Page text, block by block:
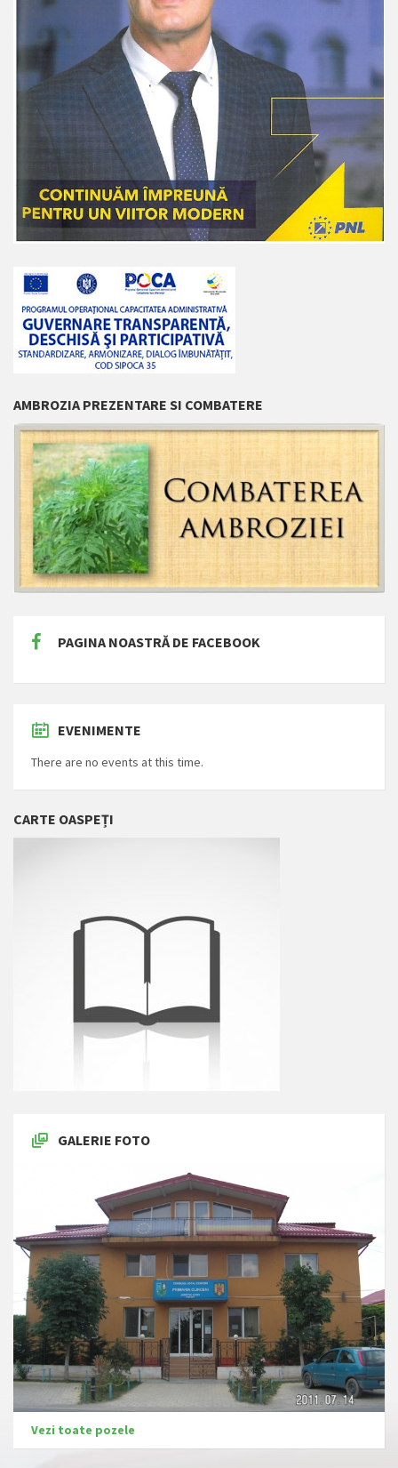
AMBROZIA PREZENTARE SI COMBATERE
PAGINA NOASTRĂ DE FACEBOOK
EVENIMENTE
There are no events at this time.
CARTE OASPEȚI
GALERIE FOTO
Vezi toate pozele